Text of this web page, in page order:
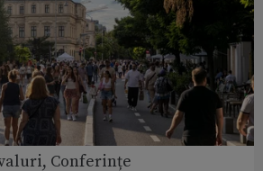
Conferințe